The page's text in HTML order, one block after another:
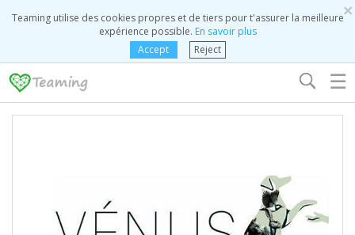
×
Teaming utilise des cookies propres et de tiers pour t'assurer la meilleure
expérience possible. En savoir plus
Accept
Reject
☰